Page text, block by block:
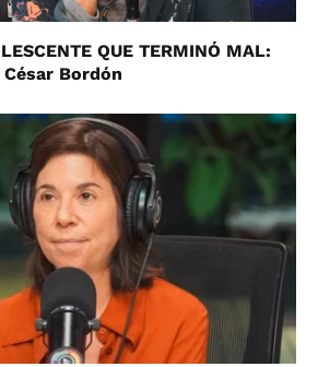
QUE TERMINÓ MAL:
Bordón